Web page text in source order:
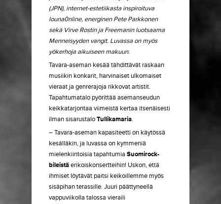
(JPN), internet-estetiikasta inspiroituva
louna0nline, energinen Pete Parkkonen
sekä Virve Rostin ja Freemanin luotsaama
Menneisyyden vangit. Luvassa on myös
yökerhoja aikuiseen makuun.
Tavara-aseman kesää tähdittävät raskaan
musiikin konkarit, harvinaiset ulkomaiset
vieraat ja genrerajoja rikkovat artistit.
Tapahtumatalo pyörittää asemanseudun
keikkatarjontaa viimeistä kertaa itsenäisesti
ilman sisarustaloTullikamaria.
– Tavara-aseman kapasiteetti on käytössä
kesälläkin, ja luvassa on kymmeniä
mielenkiintoisia tapahtumia Suomirock-
bileistäerikoiskonsertteihin! Uskon, että
ihmiset löytävät paitsi keikoillemme myös
sisäpihan terassille. Juuri päättyneellä
vappuviikolla talossa vieraili